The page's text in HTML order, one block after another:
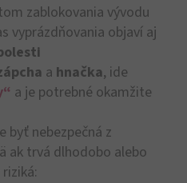
zablokovania vývodu
vyprázdňovania objaví aj
a hnačka, ide
a je potrebné okamžite
byť nebezpečná z
ak trvá dlhodobo alebo